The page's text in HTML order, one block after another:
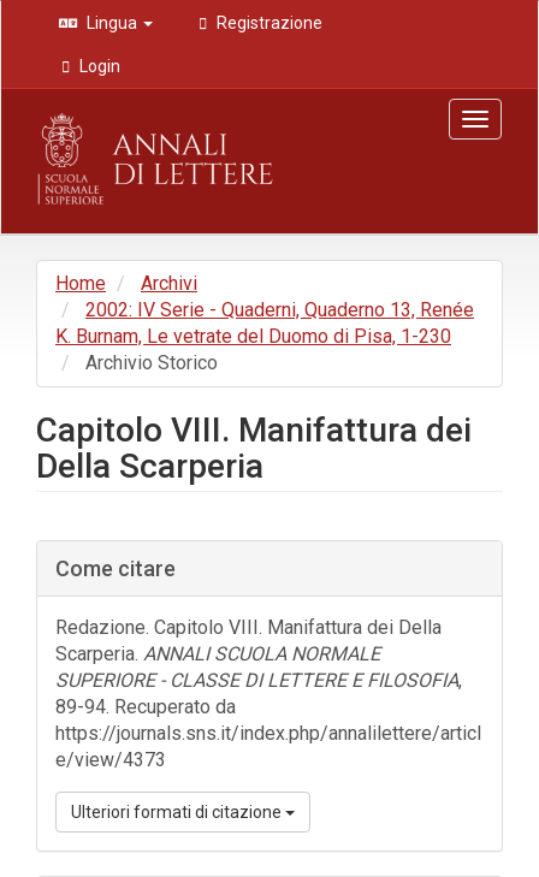
Navigazione
principale
Contenuto
principale
Barra
laterale
Lingua Registrazione
Login
Toggle
Home
Archivi
2002: IV Serie - Quaderni, Quaderno 13, Renée
K. Burnam, Le vetrate del Duomo di Pisa, 1-230
Archivio Storico
Capitolo VIII. Manifattura dei
Della Scarperia
Barra
laterale
dell'articolo
Come citare
Redazione. Capitolo VIII. Manifattura dei Della
Scarperia. ANNALI SCUOLA NORMALE
SUPERIORE - CLASSE DI LETTERE E FILOSOFIA,
89-94. Recuperato da
https://journals.sns.it/index.php/annalilettere/articl
e/view/4373
Ulteriori formati di citazione